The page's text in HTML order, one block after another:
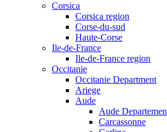
Corsica
Corsica region
Corse-du-sud
Haute-Corse
Ile-de-France
Ile-de-France region
Occitanie
Occitanie Department
Ariege
Aude
Aude
Carcassonne